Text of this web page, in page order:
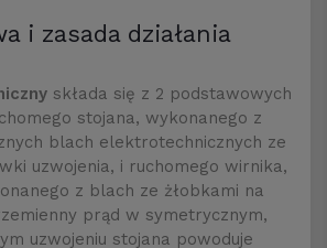
i zasada działania
składa się z 2 podstawowych
stojana, wykonanego z
blach elektrotechnicznych ze
uzwojenia, i ruchomego wirnika,
z blach ze żłobkami na
prąd w symetrycznym,
uzwojeniu stojana powoduje